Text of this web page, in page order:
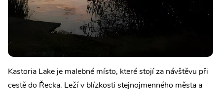
Kastoria Lake je malebné místo, které stojí za návštěvu při
cestě do Řecka. Leží v blízkosti stejnojmenného města a